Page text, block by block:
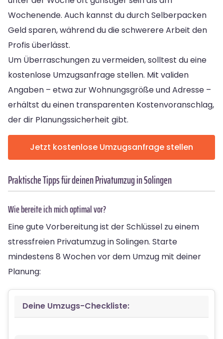
Wochenende. Auch kannst du durch Selberpacken
Geld sparen, während du die schwerere Arbeit den
Profis überlässt.
Um Überraschungen zu vermeiden, solltest du eine
kostenlose Umzugsanfrage stellen. Mit validen
Angaben – etwa zur Wohnungsgröße und Adresse –
erhältst du einen transparenten Kostenvoranschlag,
der dir Planungssicherheit gibt.
Jetzt kostenlose Umzugsanfrage stellen
Praktische Tipps für deinen Privatumzug in Solingen
Wie bereite ich mich optimal vor?
Eine gute Vorbereitung ist der Schlüssel zu einem
stressfreien Privatumzug in Solingen. Starte
mindestens 8 Wochen vor dem Umzug mit deiner
Planung:
Deine Umzugs-Checkliste: